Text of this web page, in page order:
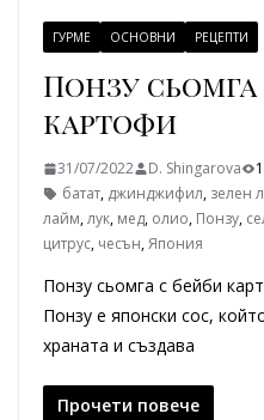
ГУРМЕ ОСНОВНИ РЕЦЕПТИ
Понзу
картофи
31/07/2022 D. Shingarova
батат, джинджифил, зелен
лайм,лук, мед, олио, Понзу,
цитрус, чесън,Япония
Понзу сьомга с бейби
Понзу e японски сос,
храната и създава
Прочети повече